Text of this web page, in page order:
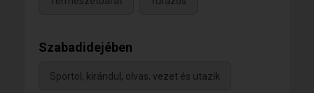
Szabadidejében
Sportol, kirándul, olvas, vezet és utazik